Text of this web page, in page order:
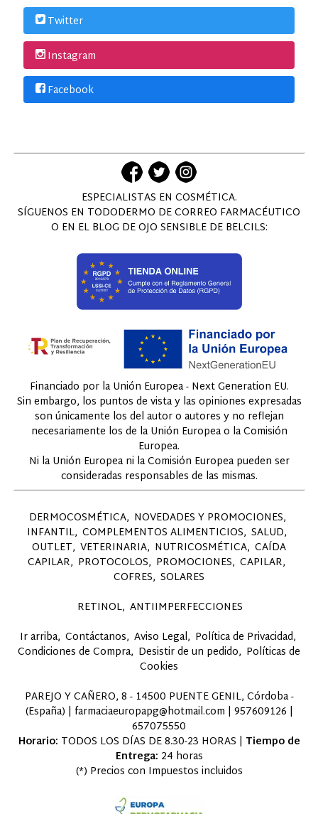
Twitter
Instagram
Facebook
ESPECIALISTAS EN COSMÉTICA.
SÍGUENOS EN TODODERMO DE CORREO FARMACÉUTICO
O EN EL BLOG DE OJO SENSIBLE DE BELCILS:
Financiado por la Unión Europea - Next Generation EU.
Sin embargo, los puntos de vista y las opiniones expresadas
son únicamente los del autor o autores y no reflejan
necesariamente los de la Unión Europea o la Comisión
Europea.
Ni la Unión Europea ni la Comisión Europea pueden ser
consideradas responsables de las mismas.
DERMOCOSMÉTICA NOVEDADES Y PROMOCIONES
INFANTIL COMPLEMENTOS ALIMENTICIOS SALUD
OUTLET VETERINARIA NUTRICOSMÉTICA CAÍDA
CAPILAR PROTOCOLOS PROMOCIONES CAPILAR
COFRES SOLARES
RETINOL ANTIIMPERFECCIONES
Ir arriba Contáctanos Aviso Legal Política de Privacidad
Condiciones de Compra Desistir de un pedido Políticas de
Cookies
PAREJO Y CAÑERO, 8 - 14500 PUENTE GENIL, Córdoba -
(España) | farmaciaeuropapg@hotmail.com | 957609126 |
657075550
Horario: TODOS LOS DÍAS DE 8.30-23 HORAS | Tiempo de
Entrega: 24 horas
(*) Precios con Impuestos incluidos